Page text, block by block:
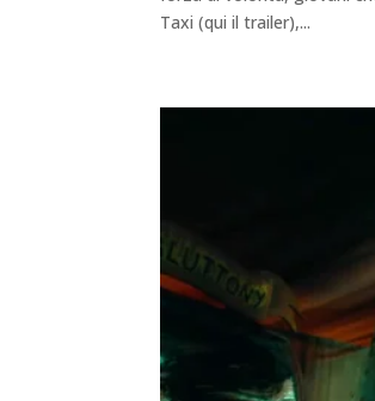
Taxi (qui il trailer),...